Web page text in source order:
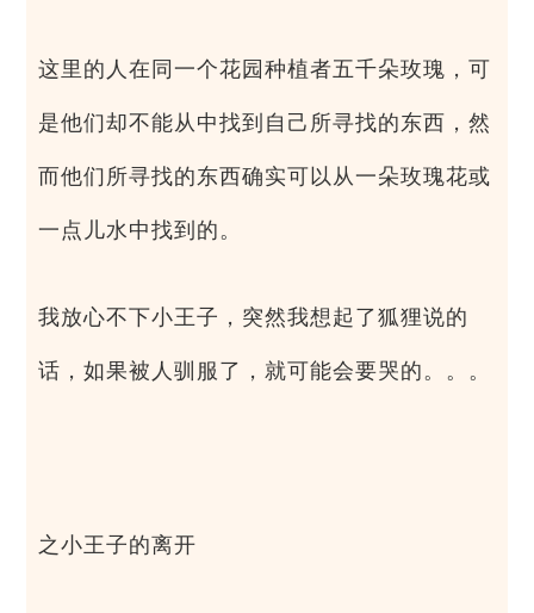
这里的人在同一个花园种植者五千朵玫瑰，可
是他们却不能从中找到自己所寻找的东西，然
而他们所寻找的东西确实可以从一朵玫瑰花或
一点儿水中找到的。
我放心不下小王子，突然我想起了狐狸说的
话，如果被人驯服了，就可能会要哭的。。。
之小王子的离开